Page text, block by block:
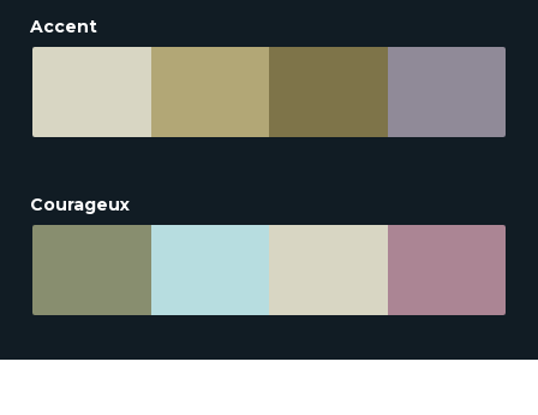
Accent
Courageux